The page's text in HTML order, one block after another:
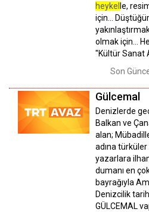
heykel le,
için…
olmak için...
"Kültür Sanat
Son
Gülcemal
Denizlerde
Balkan ve
alan;
adına
yazarlara
dumanı en
bayrağıyla
Denizcilik
GÜLCEMAL